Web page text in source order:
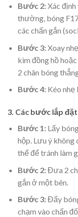
Bước 2:Xác định
thường, bóng
các chấn gắn
Bước 3:Xoay
kim đồng hồ
2 chân bóng
Bước 4:Kéo nhẹ
3. Các bước lắp
Bước 1:Lấy
hộp. Lưu ý
thể để tránh làm
Bước 2:Đưa 2
gắn ở một bên.
Bước 3:Đẩy
chạm vào chấn